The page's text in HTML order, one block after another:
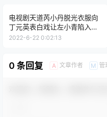
电视剧天道芮小丹脱光衣服向
丁元英表白戏让左小青陷入裸
露风波（天道被删戏份在线视
2022-6-22 0:02:13
0 条回复 A 文章作者 M 管